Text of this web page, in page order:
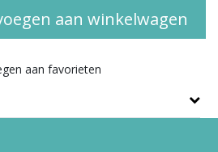
aan winkelwagen
aan favorieten